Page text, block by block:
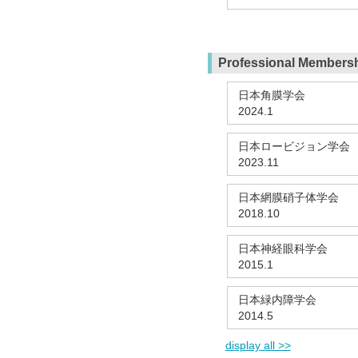
Professional
日本角膜学会
2024.1
日本ロービジョン学会
2023.11
日本網膜硝子体学会
2018.10
日本神経眼科学会
2015.1
日本緑内障学会
2014.5
display all >>